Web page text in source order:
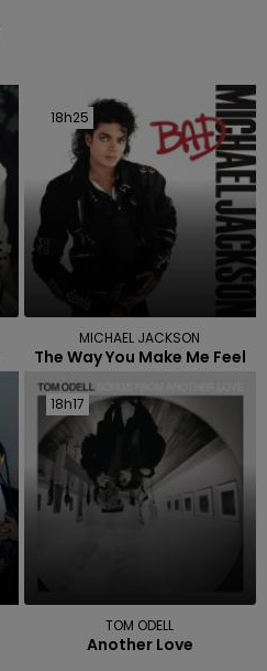
18h25
18h25
MICHAEL JACKSON
The Way You Make Me Feel
18h17
18h17
TOM ODELL
Another Love